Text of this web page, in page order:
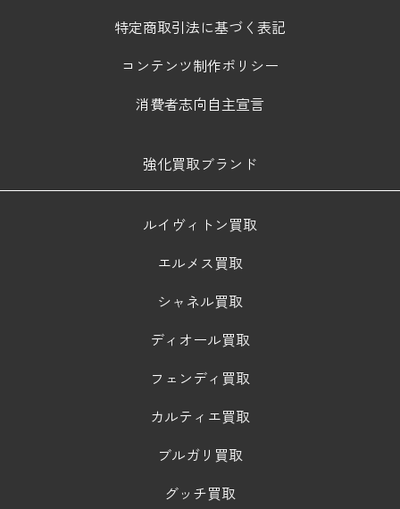
特定商取引法に基づく表記
コンテンツ制作ポリシー
消費者志向自主宣言
強化買取ブランド
ルイヴィトン買取
エルメス買取
シャネル買取
ディオール買取
フェンディ買取
カルティエ買取
ブルガリ買取
グッチ買取